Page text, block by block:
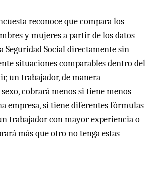
reconoce que compara los
y mujeres a partir de los datos
Seguridad Social directamente sin
situaciones comparables dentro del
un trabajador, de manera
cobrará menos si tiene menos
empresa, si tiene diferentes fórmulas
trabajador con mayor experiencia o
más que otro no tenga estas